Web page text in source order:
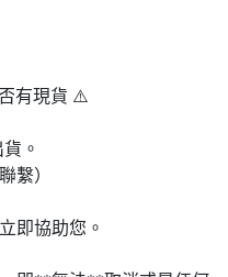
有現貨 ⚠️
。
繫）
即協助您。